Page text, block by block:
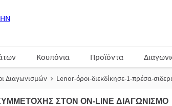
Κουπόνια Προϊόντα
Διαγωνισμών Lenor-όροι-διεκδίκησε-1-πρέσα-
ΣΤΟΝ ON-LINE ΔΙΑΓΩΝΙΣΜΟ